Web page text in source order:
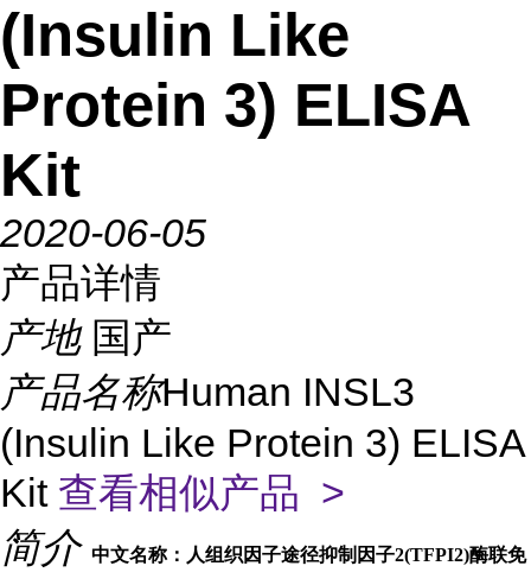
(Insulin Like
Protein 3) ELISA
Kit
2020-06-05
产品详情
产地 国产
产品名称Human INSL3
(Insulin Like Protein 3) ELISA
Kit 查看相似产品 >
简介 中文名称：人组织因子途径抑制因子2(TFPI2)酶联免